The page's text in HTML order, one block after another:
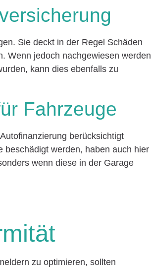
Sie deckt in der Regel Schäden
Wenn jedoch nachgewiesen werden
kann dies ebenfalls zu
Fahrzeuge
berücksichtigt
beschädigt werden, haben auch hier
wenn diese in der Garage
zu optimieren, sollten